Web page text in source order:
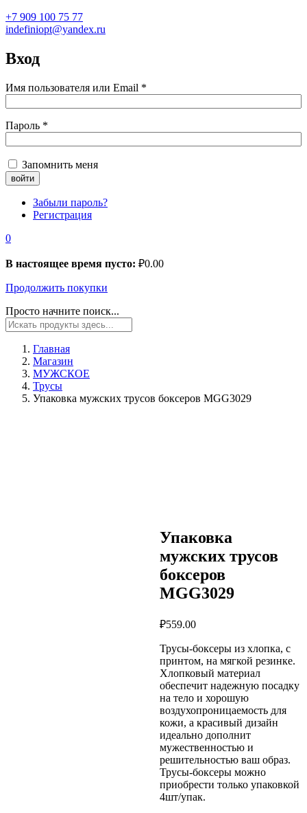
+7 909 100 75 77
indefiniopt@yandex.ru
Вход
Имя пользователя или Email *
Пароль *
Запомнить меня
Забыли пароль?
Регистрация
0
В настоящее время пусто: ₽0.00
Продолжить покупки
Просто начните поиск...
Главная
Магазин
МУЖСКОЕ
Трусы
Упаковка мужских трусов боксеров MGG3029
Упаковка
мужских трусов
боксеров
MGG3029
₽559.00
Трусы-боксеры из хлопка, с
принтом, на мягкой резинке.
Хлопковый материал
обеспечит надежную посадку
на тело и хорошую
воздухопроницаемость для
кожи, а красивый дизайн
идеально дополнит
мужественностью и
решительностью ваш образ.
Трусы-боксеры можно
приобрести только упаковкой
4шт/упак.